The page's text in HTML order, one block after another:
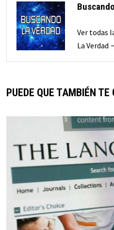
Ver todas
La Verdad
PUEDE QUE TAMBIÉN TE